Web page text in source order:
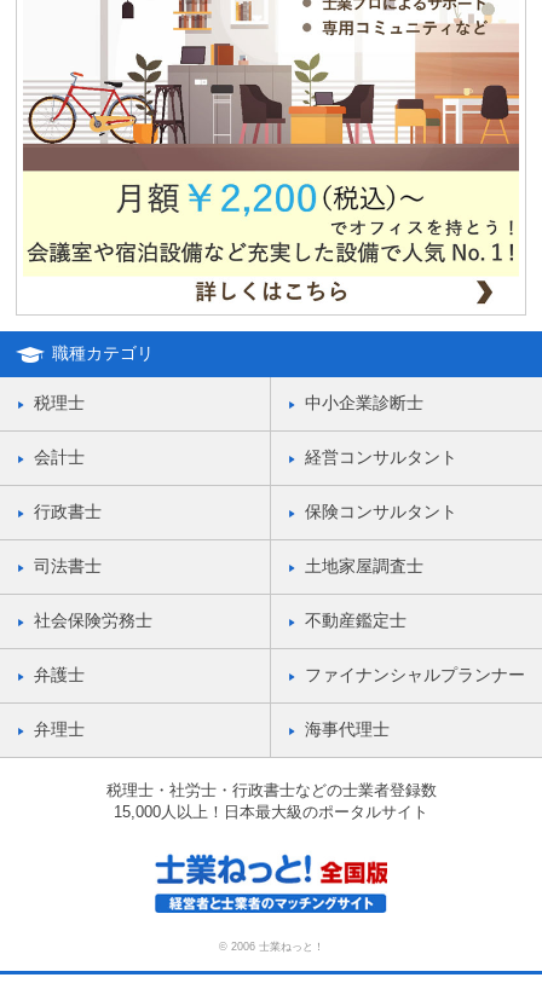
独立・移転をお考えの方、必見！！格安合同貸事務所のご紹介！！
職種カテゴリ
税理士 中小企業診断士
会計士 経営コンサルタント
行政書士 保険コンサルタント
司法書士 土地家屋調査士
社会保険労務士 不動産鑑定士
弁護士 ファイナンシャルプランナー
弁理士 海事代理士
税理士・社労士・行政書士などの士業者登録数
15,000人以上！日本最大級のポータルサイト
© 2006 士業ねっと！